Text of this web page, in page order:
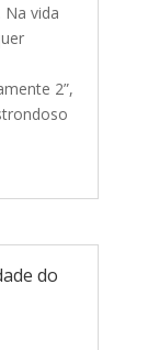
Na vida
2”,
do